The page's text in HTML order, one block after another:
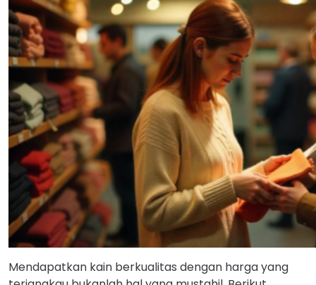
Mendapatkan kain berkualitas dengan harga yang